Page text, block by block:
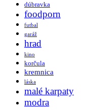
dúbravka
foodporn
futbal
garáž
hrad
kino
korčula
kremnica
láska
malé karpaty
modra